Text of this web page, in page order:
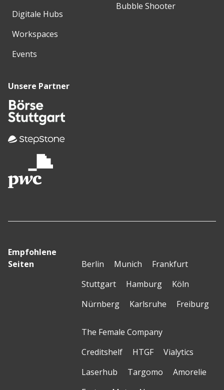
Digitale Hubs
Workspaces
Events
Bubble Shooter
Unsere Partner
Empfohlene
Seiten
Berlin Munich
Frankfurt
Stuttgart
Hamburg
Köln
Nürnberg
Karlsruhe Freiburg
The Female Company
Creditshelf
HTGF
Vialytics
Laserhub
Targomo
Amorelie